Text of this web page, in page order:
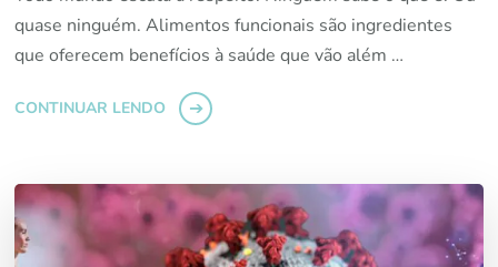
quase ninguém. Alimentos funcionais são ingredientes
que oferecem benefícios à saúde que vão além …
CONTINUAR LENDO